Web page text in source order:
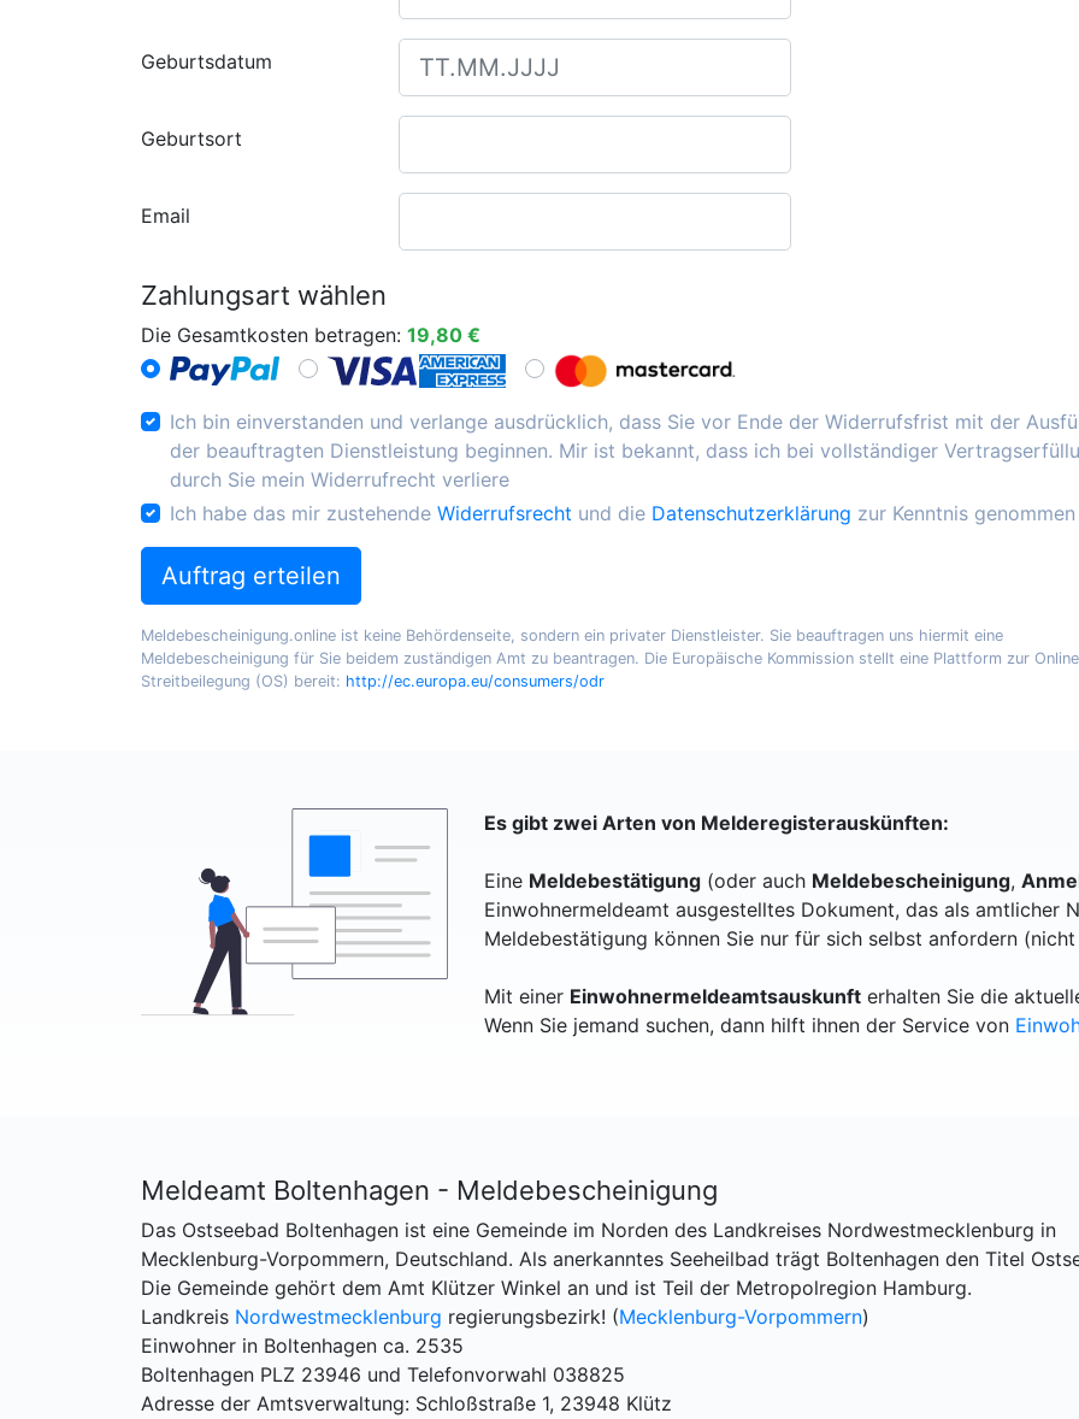
Geburtsdatum
Geburtsort
Email
Zahlungsart wählen
Die Gesamtkosten betragen: 19,80 €
Ich bin einverstanden und verlange ausdrücklich, dass Sie vor Ende der Widerrufsfrist mit der
der beauftragten Dienstleistung beginnen. Mir ist bekannt, dass ich bei vollständiger
durch Sie mein Widerrufrecht verliere
Ich habe das mir zustehende Widerrufsrecht und die Datenschutzerklärung zur Kenntnis genommen
Auftrag erteilen
Meldebescheinigung.online ist keine Behördenseite, sondern ein privater Dienstleister. Sie beauftragen uns hiermit eine
Meldebescheinigung für Sie beidem zuständigen Amt zu beantragen. Die Europäische Kommission stellt eine Plattform zur
Streitbeilegung (OS) bereit: http://ec.europa.eu/consumers/odr
Es gibt zwei Arten von Melderegisterauskünften:
Eine Meldebestätigung (oder auch Meldebescheinigung,
Einwohnermeldeamt ausgestelltes Dokument, das als amtlicher
Meldebestätigung können Sie nur für sich selbst anfordern
Mit einer Einwohnermeldeamtsauskunft erhalten Sie die
Wenn Sie jemand suchen, dann hilft ihnen der Service von
Meldeamt Boltenhagen - Meldebescheinigung
Das Ostseebad Boltenhagen ist eine Gemeinde im Norden des Landkreises Nordwestmecklenburg in
Mecklenburg-Vorpommern, Deutschland. Als anerkanntes Seeheilbad trägt Boltenhagen den Titel
Die Gemeinde gehört dem Amt Klützer Winkel an und ist Teil der Metropolregion Hamburg.
Landkreis Nordwestmecklenburg regierungsbezirk! (Mecklenburg-Vorpommern)
Einwohner in Boltenhagen ca. 2535
Boltenhagen PLZ 23946 und Telefonvorwahl 038825
Adresse der Amtsverwaltung: Schloßstraße 1, 23948 Klütz